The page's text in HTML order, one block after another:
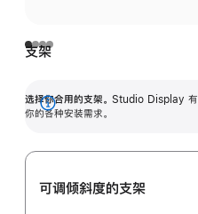
支架
选择你合用的支架。 Studio Display 有
你的各种安装需求。
展
可调倾斜度的支架